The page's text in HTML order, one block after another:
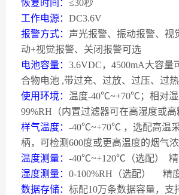
恢复时间： ≤30秒
工作电源： DC3.6V
报警方式： 声光报警、振动报警、视
动+视觉报警、关闭报警可选
电池容量： 3.6VDC ， 4500mA大容量
合物电池 ,带过充、过放、过压、过
使用环境： 温度-40℃~+70℃；相对湿
99%RH （内置过滤器可在高湿度或高
样气温度： -40℃~+70℃ ，选配高温
柄，可检测600度或更高温度的烟气
温度测量： -40℃~+120℃（选配）
湿度测量： 0-100%RH （选配） 精
数据存储： 标配10万条数据容量，支